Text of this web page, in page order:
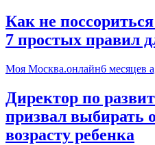
Как не
7 простых правил
Моя Москва.онлайн6 месяцев
Директор по
призвал выбирать
возрасту ребенка